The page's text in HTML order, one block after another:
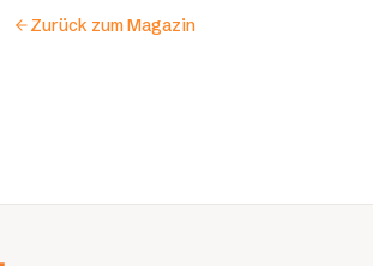
Zurück zum Magazin